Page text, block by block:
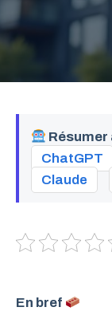
Résumer
ChatGPT
Claude
En bref